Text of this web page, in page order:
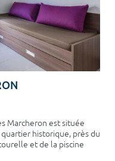
Marcheron est située
historique, près du
et de la piscine